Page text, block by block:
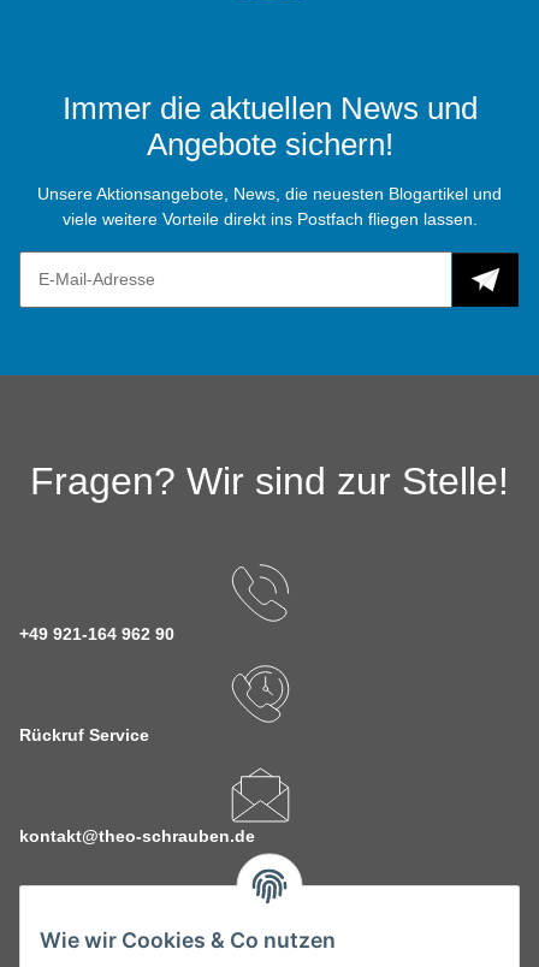
Wie wir Cookies & Co nutzen
Immer die aktuellen News und
Angebote sichern!
Unsere Aktionsangebote, News, die neuesten Blogartikel und
viele weitere Vorteile direkt ins Postfach fliegen lassen.
Fragen? Wir sind zur Stelle!
+49 921-164 962 90
Rückruf Service
kontakt@theo-schrauben.de